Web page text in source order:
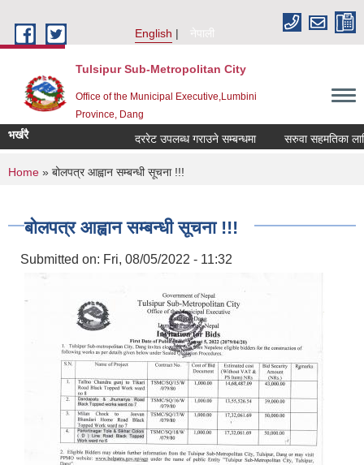
English
नेपाली
Tulsipur Sub-Metropolitan City
Office of the Municipal Executive,Lumbini
Province, Dang
भर्खरै दररेट उपलब्ध गराउने सम्बन्धमा सरुवा सहमतिका
You are here
Home » बोलपत्र आह्वान सम्बन्धी सूचना !!!
बोलपत्र आह्वान सम्बन्धी सूचना !!!
Submitted on: Fri, 08/05/2022 - 11:32